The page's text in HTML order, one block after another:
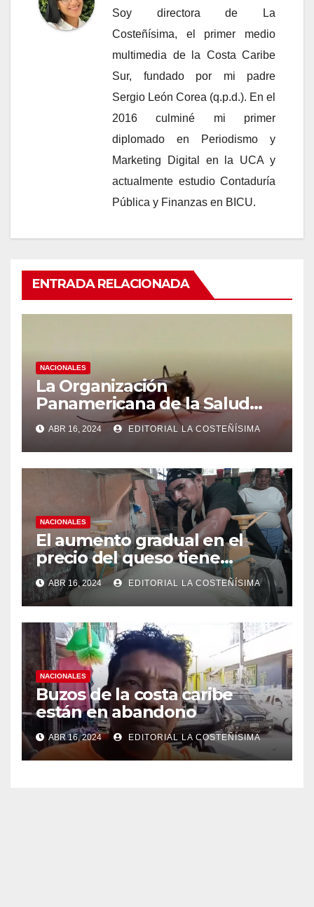
Soy directora de La
Costeñísima, el primer medio
multimedia de la Costa Caribe
Sur, fundado por mi padre
Sergio León Corea (q.p.d.). En el
2016 culminé mi primer
diplomado en Periodismo y
Marketing Digital en la UCA y
actualmente estudio Contaduría
Pública y Finanzas en BICU.
ENTRADA RELACIONADA
NACIONALES
La Organización
Panamericana de la Salud
(OPS), recomienda reforzar
medidas ante el aumento de
casos de dengue
ABR 16, 2024 EDITORIAL LA COSTEÑÍSIMA
NACIONALES
El aumento gradual en el
precio del queso tiene
efectos a las Panaderias
ABR 16, 2024 EDITORIAL LA COSTEÑÍSIMA
NACIONALES
Buzos de la costa caribe
están en abandono
ABR 16, 2024 EDITORIAL LA COSTEÑÍSIMA